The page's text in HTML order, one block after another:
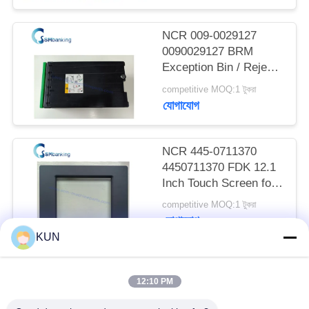
PRIVACY
POLICY
NCR 009-0029127
0090029127 BRM
Exception Bin / Reject
Cassette
competitive MOQ:1 টুকরা
যোগাযোগ
NCR 445-0711370
4450711370 FDK 12.1
Inch Touch Screen for
66XX Series ATM
competitive MOQ:1 টুকরা
যোগাযোগ
KUN
12:10 PM